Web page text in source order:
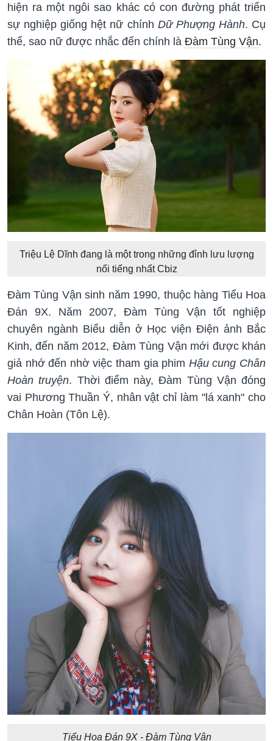
hiện ra một ngôi sao khác có con đường phát triển
sự nghiệp giống hệt nữ chính Dữ Phượng Hành. Cụ
thể, sao nữ được nhắc đến chính là Đàm Tùng Vận.
Triệu Lệ Dĩnh đang là một trong những đỉnh lưu lượng
nổi tiếng nhất Cbiz
Đàm Tùng Vận sinh năm 1990, thuộc hàng Tiểu Hoa
Đán 9X. Năm 2007, Đàm Tùng Vận tốt nghiệp
chuyên ngành Biểu diễn ở Học viện Điện ảnh Bắc
Kinh, đến năm 2012, Đàm Tùng Vận mới được khán
giả nhớ đến nhờ việc tham gia phim Hậu cung Chân
Hoàn truyện. Thời điểm này, Đàm Tùng Vận đóng
vai Phương Thuần Ý, nhân vật chỉ làm "lá xanh" cho
Chân Hoàn (Tôn Lệ).
Tiểu Hoa Đán 9X - Đàm Tùng Vận